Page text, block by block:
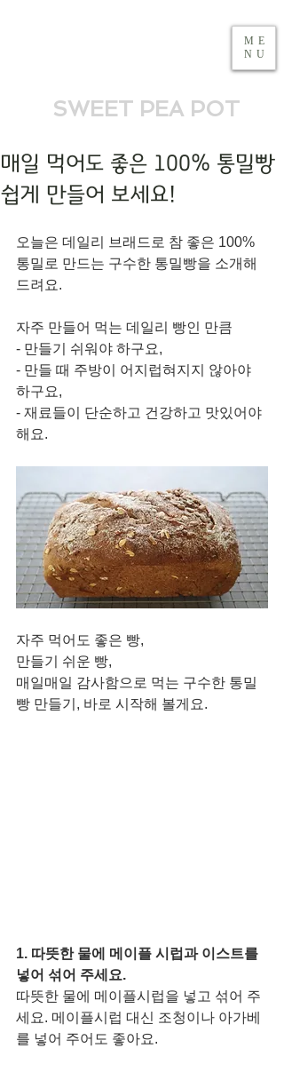
SWEET PEA POT
ME
NU
매일 먹어도 좋은 100% 통밀빵
쉽게 만들어 보세요!
오늘은 데일리 브래드로 참 좋은 100%
통밀로 만드는 구수한 통밀빵을 소개해
드려요.
자주 만들어 먹는 데일리 빵인 만큼
- 만들기 쉬워야 하구요,
- 만들 때 주방이 어지럽혀지지 않아야
하구요,
- 재료들이 단순하고 건강하고 맛있어야
해요.
자주 먹어도 좋은 빵,
만들기 쉬운 빵,
매일매일 감사함으로 먹는 구수한 통밀
빵 만들기, 바로 시작해 볼게요.
1. 따뜻한 물에 메이플 시럽과 이스트를
넣어 섞어 주세요.
따뜻한 물에 메이플시럽을 넣고 섞어 주
세요. 메이플시럽 대신 조청이나 아가베
를 넣어 주어도 좋아요.